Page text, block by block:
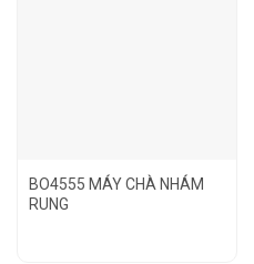
BO4555 MÁY CHÀ NHÁM
RUNG